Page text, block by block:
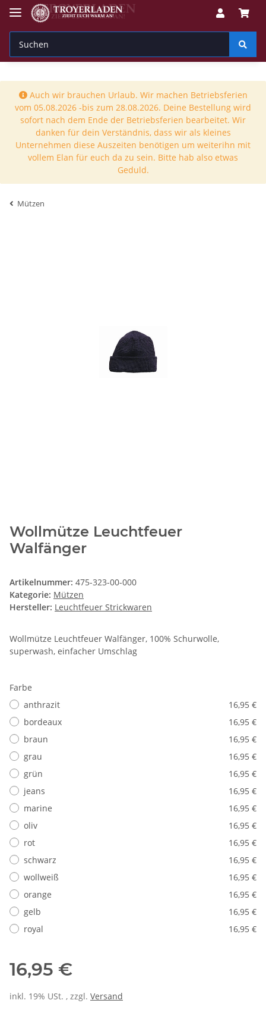
Auch wir brauchen Urlaub. Wir machen Betriebsferien
vom 05.08.2026 -bis zum 28.08.2026. Deine Bestellung wird
sofort nach dem Ende der Betriebsferien bearbeitet. Wir
danken für dein Verständnis, dass wir als kleines
Unternehmen diese Auszeiten benötigen um weiterihn mit
vollem Elan für euch da zu sein. Bitte hab also etwas
Geduld.
Mützen
Wollmütze Leuchtfeuer
Walfänger
Artikelnummer: 475-323-00-000
Kategorie: Mützen
Hersteller: Leuchtfeuer Strickwaren
Wollmütze Leuchtfeuer Walfänger, 100% Schurwolle,
superwash, einfacher Umschlag
Farbe
anthrazit
16,95 €
bordeaux
16,95 €
braun
16,95 €
grau
16,95 €
grün
16,95 €
jeans
16,95 €
marine
16,95 €
oliv
16,95 €
rot
16,95 €
schwarz
16,95 €
wollweiß
16,95 €
orange
16,95 €
gelb
16,95 €
royal
16,95 €
16,95 €
inkl. 19% USt. , zzgl. Versand